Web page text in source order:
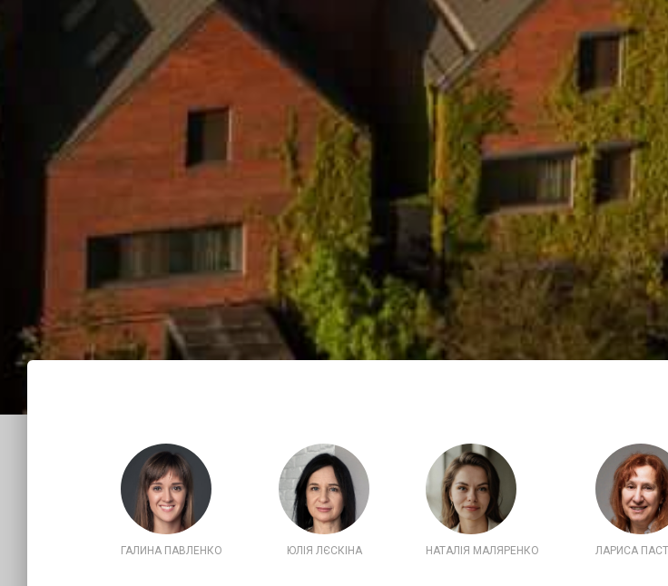
ГАЛИНА ПАВЛЕНКО ЮЛІЯ ЛЄСКІНА НАТАЛІЯ МАЛЯРЕНКО ЛАРИСА